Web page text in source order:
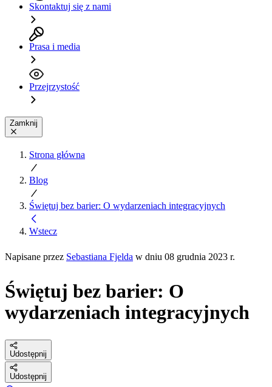
Skontaktuj się z nami
Prasa i media
Przejrzystość
Zamknij
Strona główna
Blog
Świętuj bez barier: O wydarzeniach integracyjnych
Wstecz
Napisane przez Sebastiana Fjelda w dniu 08 grudnia 2023 r.
Świętuj bez barier: O
wydarzeniach integracyjnych
Udostępnij
Udostępnij